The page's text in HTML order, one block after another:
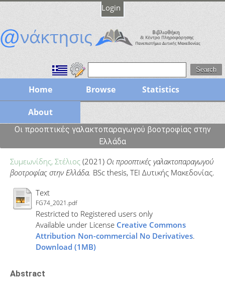
Login
Home Browse Statistics
About
Οι προοπτικές γαλακτοπαραγωγού βοοτροφίας στην
Ελλάδα
Συμεωνίδης, Στέλιος (2021) Οι προοπτικές γαλακτοπαραγωγού
βοοτροφίας στην Ελλάδα. BSc thesis, ΤΕΙ Δυτικής Μακεδονίας.
Text
FG74_2021.pdf
Restricted to Registered users only
Available under License Creative Commons
Attribution Non-commercial No Derivatives.
Download (1MB)
Abstract